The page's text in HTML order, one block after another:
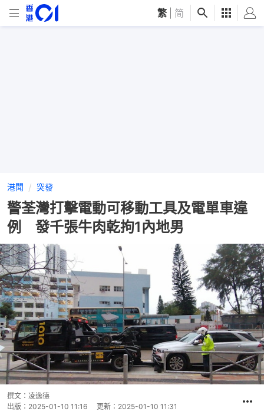
繁 简
港聞 突發
警荃灣打擊電動可移動工具及電單車違
例 發千張牛肉乾拘1內地男
撰文： 凌逸德
出版： 2025-01-10 11:16 更新： 2025-01-10 11:31